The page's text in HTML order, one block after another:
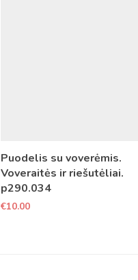
Puodelis su voverėmis.
Voveraitės ir riešutėliai.
p290.034
€10.00